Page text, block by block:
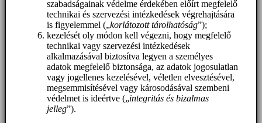
szabadságainak védelme érdekében előírt megfelelő
technikai és szervezési intézkedések végrehajtására
is figyelemmel („korlátozott tárolhatóság”);
kezelését oly módon kell végezni, hogy megfelelő
technikai vagy szervezési intézkedések
alkalmazásával biztosítva legyen a személyes
adatok megfelelő biztonsága, az adatok jogosulatlan
vagy jogellenes kezelésével, véletlen elvesztésével,
megsemmisítésével vagy károsodásával szembeni
védelmet is ideértve („integritás és bizalmas
jelleg”).